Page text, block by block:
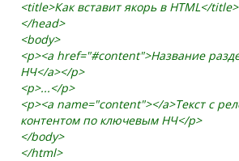
<title>Как вставит якорь в HTML</title>
</head>
<body>
<p><a href="#content">Название
НЧ</a></p>
<p>...</p>
<p><a name="content"></a>Текст с
контентом по ключевым НЧ</p>
</body>
</html>